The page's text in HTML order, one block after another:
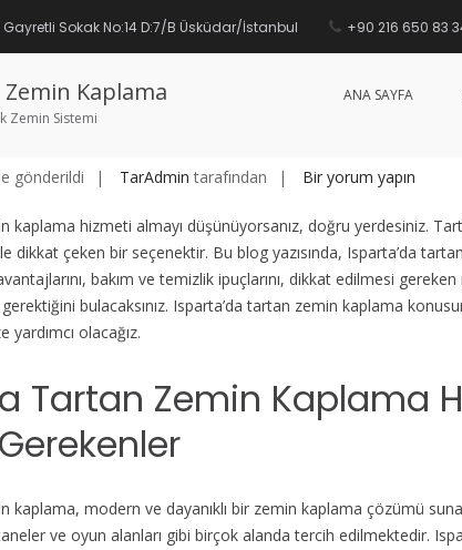
Sokak No:14 D:7/B Üsküdar/İstanbul +90 216 650 83
Kaplama
Zemin Sistemi
ANA SAYFA
Zemin Kaplama
gönderildi TarAdmin tarafından
Isparta
Zemin
Kaplama
için
Bir yorum yapın
kaplama hizmeti almayı düşünüyorsanız, doğru yerdesiniz.
dikkat çeken bir seçenektir. Bu blog yazısında, Isparta’da
bakım ve temizlik ipuçlarını, dikkat edilmesi
bulacaksınız. Isparta’da tartan zemin kaplama
yardımcı olacağız.
Tartan Zemin Kaplama
kaplama, modern ve dayanıklı bir zemin kaplama çözümü
ve oyun alanları gibi birçok alanda tercih edilmektedir.